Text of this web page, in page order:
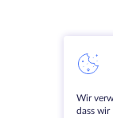
Wir
dass wir